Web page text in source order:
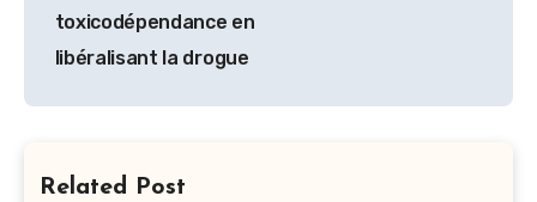
l’article
toxicodépendance en
libéralisant la drogue
Related Post